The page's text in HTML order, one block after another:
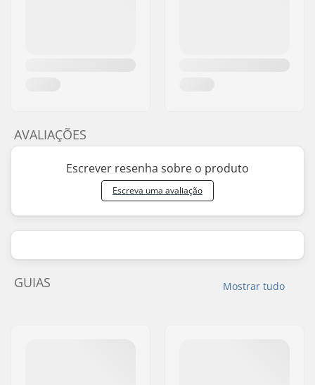
AVALIAÇÕES
Escrever resenha sobre o produto
Escreva uma avaliação
Mostrar tudo
GUIAS